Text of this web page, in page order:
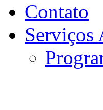
Contato
Serviços